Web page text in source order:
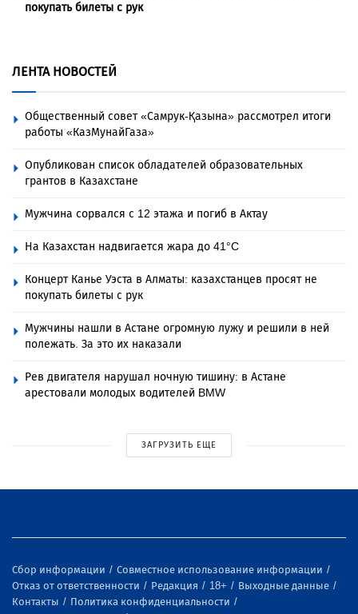
покупать билеты с рук
ЛЕНТА НОВОСТЕЙ
Общественный совет «Самрук-Қазына» рассмотрел итоги
работы «КазМунайГаза»
Опубликован список обладателей образовательных
грантов в Казахстане
Мужчина сорвался с 12 этажа и погиб в Актау
На Казахстан надвигается жара до 41°C
Концерт Канье Уэста в Алматы: казахстанцев просят не
покупать билеты с рук
Мужчины нашли в Астане огромную лужу и решили в ней
полежать. За это их наказали
Рев двигателя нарушал ночную тишину: в Астане
арестовали молодых водителей BMW
ЗАГРУЗИТЬ ЕЩЕ
Сбор информации
Совместное использование информации
Отказ от ответственности
Редакция 18+
Выходные данные
Контакты
Политика конфиденциальности